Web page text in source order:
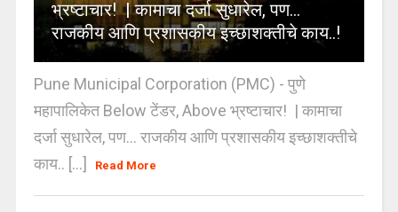
भ्रष्टाचार! | कामाचा दर्जा सुधारेल, पण…
राजकीय आणि प्रशासकीय इच्छाशक्तीचे काय..!
Pune Municipal Corporation (PMC) - पुणे
महापालिकेत Below टेंडर, Above भ्रष्टाचार! | कामाचा
दर्जा सुधारेल, पण… राजकीय आणि प्रशासकीय इच्छाशक्तीचे
काय.. [...]
Read More